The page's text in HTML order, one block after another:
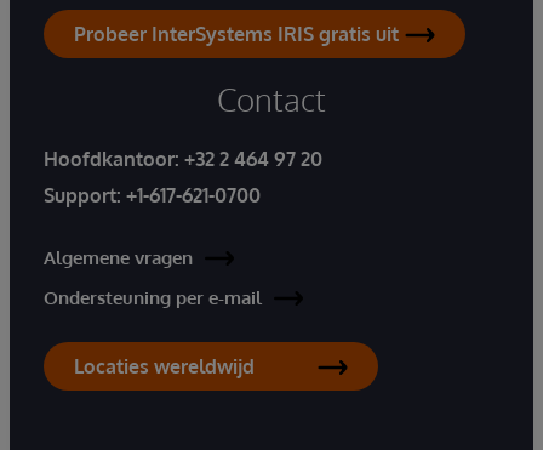
Probeer InterSystems IRIS gratis uit
Contact
Hoofdkantoor: +32 2 464 97 20
Support: +1-617-621-0700
Algemene vragen
Ondersteuning per e-mail
Locaties wereldwijd